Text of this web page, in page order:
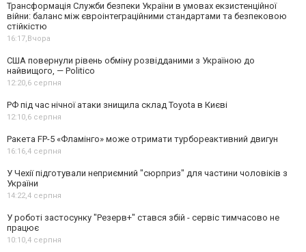
Трансформація Служби безпеки України в умовах екзистенційної
війни: баланс між євроінтеграційними стандартами та безпековою
стійкістю
16:17, Вчора
США повернули рівень обміну розвідданими з Україною до
найвищого, — Politico
12:20,6 серпня
РФ під час нічної атаки знищила склад Toyota в Києві
12:10,6 серпня
Ракета FP-5 «Фламінго» може отримати турбореактивний двигун
16:16,4 серпня
У Чехії підготували неприємний "сюрприз" для частини чоловіків з
України
14:22,4 серпня
У роботі застосунку "Резерв+" стався збій - сервіс тимчасово не
працює
10:10,4 серпня